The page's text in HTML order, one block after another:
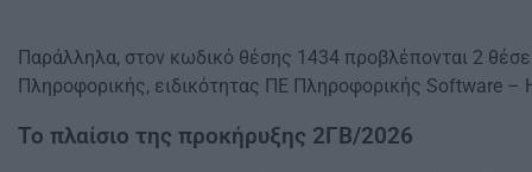
Παράλληλα, στον κωδικό θέσης 1434 προβλέπονται 2
Πληροφορικής, ειδικότητας ΠΕ Πληροφορικής Software –
Το πλαίσιο της προκήρυξης 2ΓΒ/2026